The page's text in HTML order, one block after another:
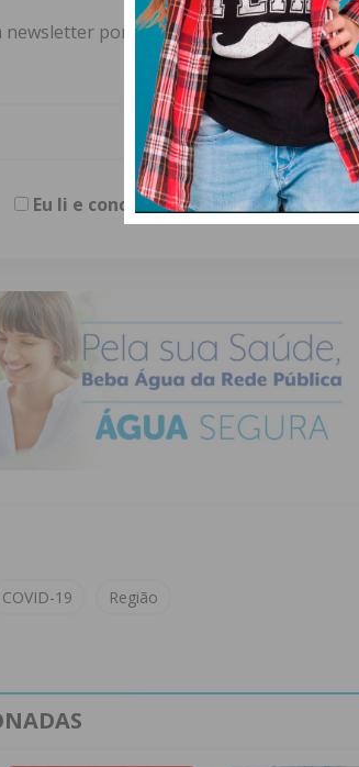
newsletter por e-mail e obtenha de
atualizada.
Eu li e concordo com ostermos e
COVID-19 Região